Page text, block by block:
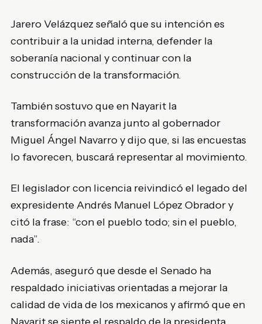
Jarero Velázquez señaló que su intención es
contribuir a la unidad interna, defender la
soberanía nacional y continuar con la
construcción de la transformación.
También sostuvo que en Nayarit la
transformación avanza junto al gobernador
Miguel Ángel Navarro y dijo que, si las encuestas
lo favorecen, buscará representar al movimiento.
El legislador con licencia reivindicó el legado del
expresidente Andrés Manuel López Obrador y
citó la frase: “con el pueblo todo; sin el pueblo,
nada”.
Además, aseguró que desde el Senado ha
respaldado iniciativas orientadas a mejorar la
calidad de vida de los mexicanos y afirmó que en